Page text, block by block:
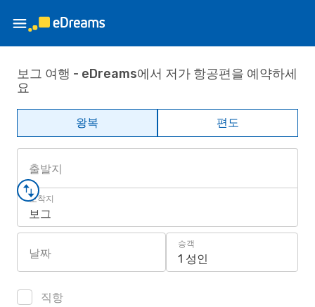
보그 여행 - eDreams에서 저가 항공편을 예약하세
요
왕복 편도
출발지
도착지
보그
날짜
승객
1 성인
직항